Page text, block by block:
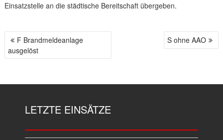
Einsatzstelle an die städtische Bereitschaft übergeben.
B
E
F Brandmeldeanlage
ausgelöst
S ohne AAO
LETZTE EINSÄTZE